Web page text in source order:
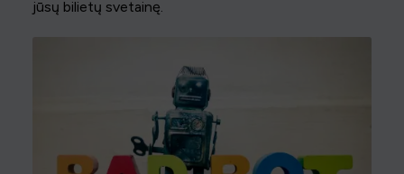
jūsų bilietų svetainę.